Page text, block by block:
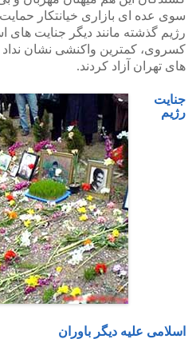
سوی عده ای بازاری خیانتکار حمایت
رژیم گذشته مانند دیگر جنایت های
کسروی، کمترین واکنشی نشان نداد
های تهران آزاد کردند.
جنایت
رژیم
اسلامی علیه دیگر باوران